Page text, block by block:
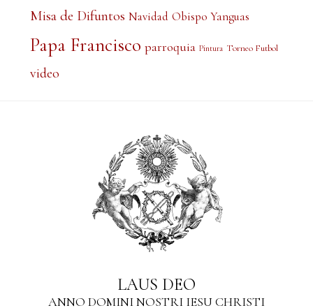
Misa de Difuntos Navidad Obispo Yanguas
Papa Francisco parroquia Pintura Torneo Futbol
video
LAUS DEO
ANNO DOMINI NOSTRI IESU CHRISTI